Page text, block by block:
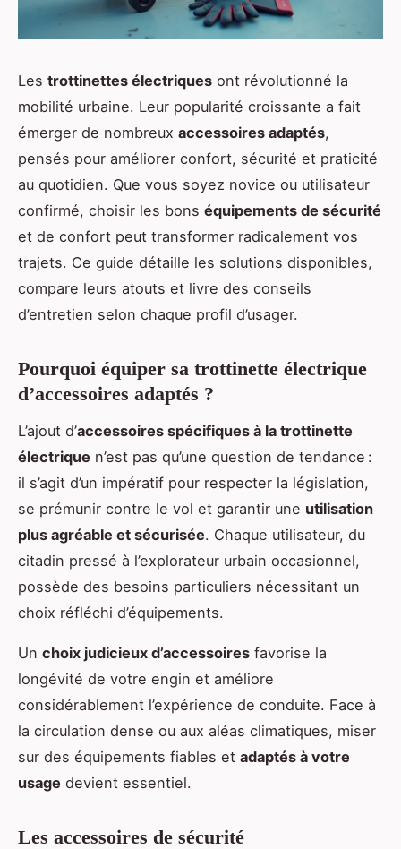
Les trottinettes électriques ont révolutionné la
mobilité urbaine. Leur popularité croissante a fait
émerger de nombreux accessoires adaptés,
pensés pour améliorer confort, sécurité et praticité
au quotidien. Que vous soyez novice ou utilisateur
confirmé, choisir les bons équipements de sécurité
et de confort peut transformer radicalement vos
trajets. Ce guide détaille les solutions disponibles,
compare leurs atouts et livre des conseils
d’entretien selon chaque profil d’usager.
Pourquoi équiper sa trottinette électrique
d’accessoires adaptés ?
L’ajout d’accessoires spécifiques à la trottinette
électrique n’est pas qu’une question de tendance :
il s’agit d’un impératif pour respecter la législation,
se prémunir contre le vol et garantir une utilisation
plus agréable et sécurisée. Chaque utilisateur, du
citadin pressé à l’explorateur urbain occasionnel,
possède des besoins particuliers nécessitant un
choix réfléchi d’équipements.
Un choix judicieux d’accessoires favorise la
longévité de votre engin et améliore
considérablement l’expérience de conduite. Face à
la circulation dense ou aux aléas climatiques, miser
sur des équipements fiables et adaptés à votre
usage devient essentiel.
Les accessoires de sécurité